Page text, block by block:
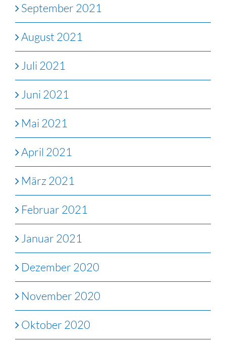
September 2021
August 2021
Juli 2021
Juni 2021
Mai 2021
April 2021
März 2021
Februar 2021
Januar 2021
Dezember 2020
November 2020
Oktober 2020